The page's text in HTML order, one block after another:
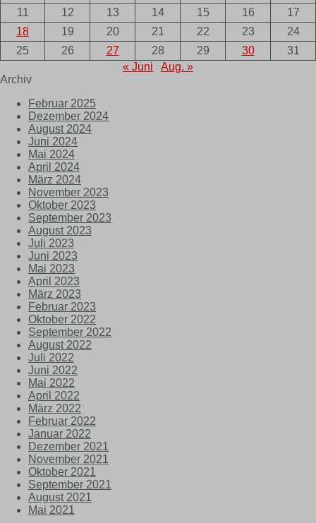
11
12 13 14 15 16
17
18
19 20 21 22 23
24
25
26 27 28 29 30
31
« Juni
Aug. »
Archiv
Februar 2025
Dezember 2024
August 2024
Juni 2024
Mai 2024
April 2024
März 2024
November 2023
Oktober 2023
September 2023
August 2023
Juli 2023
Juni 2023
Mai 2023
April 2023
März 2023
Februar 2023
Oktober 2022
September 2022
August 2022
Juli 2022
Juni 2022
Mai 2022
April 2022
März 2022
Februar 2022
Januar 2022
Dezember 2021
November 2021
Oktober 2021
September 2021
August 2021
Mai 2021